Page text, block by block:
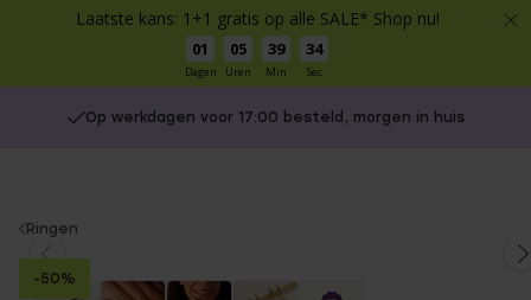
Laatste kans: 1+1 gratis op alle SALE* Shop nu!
01
Dagen
05
Uren
39
Min
34
Sec
Op werkdagen voor 17:00 besteld, morgen in huis
You
are
here:
Ringen
-50%